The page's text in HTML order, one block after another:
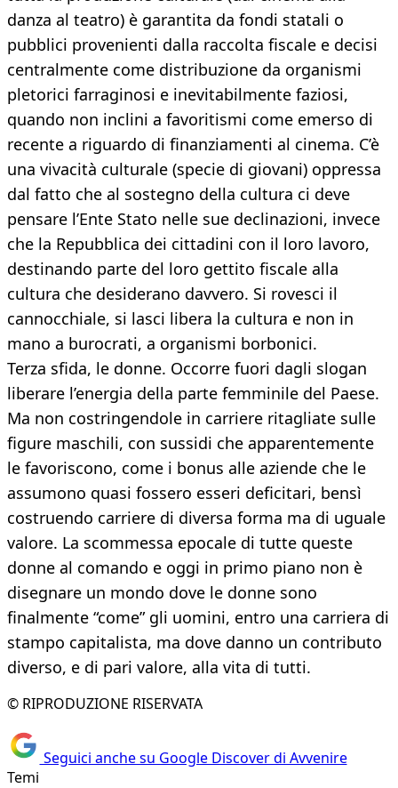
danza al teatro) è garantita da fondi statali o
pubblici provenienti dalla raccolta fiscale e decisi
centralmente come distribuzione da organismi
pletorici farraginosi e inevitabilmente faziosi,
quando non inclini a favoritismi come emerso di
recente a riguardo di finanziamenti al cinema. C’è
una vivacità culturale (specie di giovani) oppressa
dal fatto che al sostegno della cultura ci deve
pensare l’Ente Stato nelle sue declinazioni, invece
che la Repubblica dei cittadini con il loro lavoro,
destinando parte del loro gettito fiscale alla
cultura che desiderano davvero. Si rovesci il
cannocchiale, si lasci libera la cultura e non in
mano a burocrati, a organismi borbonici.
Terza sfida, le donne. Occorre fuori dagli slogan
liberare l’energia della parte femminile del Paese.
Ma non costringendole in carriere ritagliate sulle
figure maschili, con sussidi che apparentemente
le favoriscono, come i bonus alle aziende che le
assumono quasi fossero esseri deficitari, bensì
costruendo carriere di diversa forma ma di uguale
valore. La scommessa epocale di tutte queste
donne al comando e oggi in primo piano non è
disegnare un mondo dove le donne sono
finalmente “come” gli uomini, entro una carriera di
stampo capitalista, ma dove danno un contributo
diverso, e di pari valore, alla vita di tutti.
© RIPRODUZIONE RISERVATA
Seguici anche su Google Discover di Avvenire
Temi